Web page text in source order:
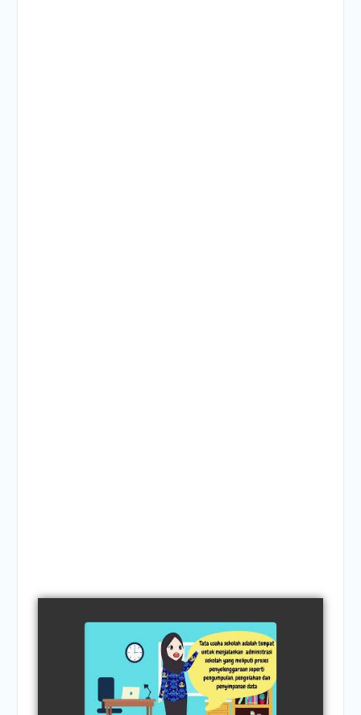
APA SIH TATA USAHA
SEKOLAH ITU?
watch video